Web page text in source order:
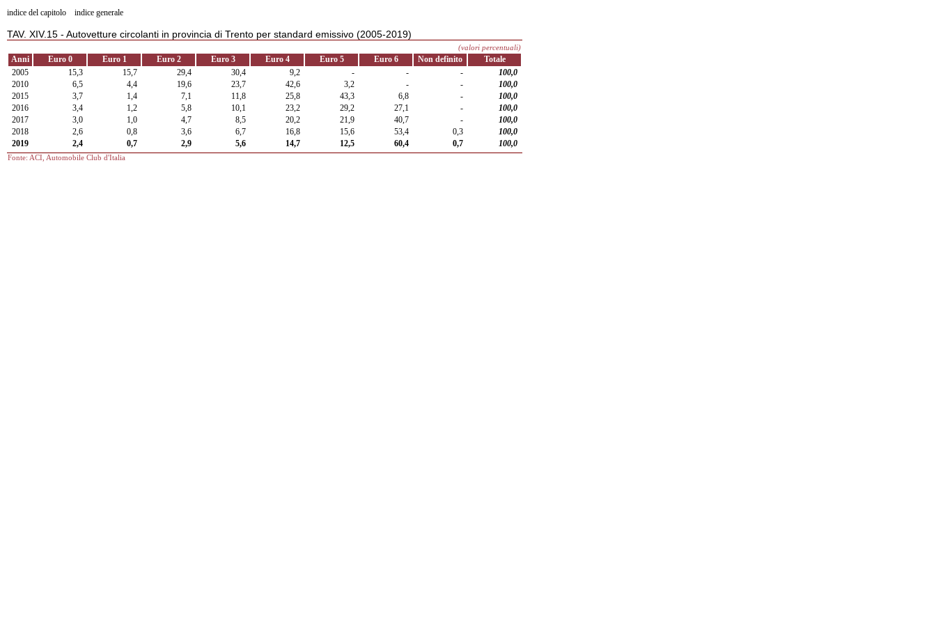
indice del capitolo indice generale
TAV. XIV.15 - Autovetture circolanti in provincia di Trento per standard emissivo (2005-2019)
(valori percentuali)
Anni Euro 0 Euro 1 Euro 2 Euro 3 Euro 4 Euro 5 Euro 6 Non definito
Totale
2005
15,3 15,7 29,4 30,4 9,2 - - -
100,0
2010
6,5 4,4 19,6 23,7 42,6 3,2 - -
100,0
2015
3,7 1,4 7,1 11,8 25,8 43,3 6,8 -
100,0
2016
3,4 1,2 5,8 10,1 23,2 29,2 27,1 -
100,0
2017
3,0 1,0 4,7 8,5 20,2 21,9 40,7 -
100,0
2018
2,6 0,8 3,6 6,7 16,8 15,6 53,4 0,3
100,0
2019
2,4 0,7 2,9 5,6 14,7 12,5 60,4 0,7 100,0
Fonte: ACI, Automobile Club d'Italia